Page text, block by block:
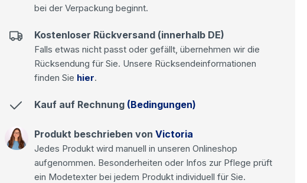
bei der Verpackung beginnt.
Kostenloser Rückversand (innerhalb DE)
Falls etwas nicht passt oder gefällt, übernehmen wir die
Rücksendung für Sie. Unsere Rücksendeinformationen
finden Sie hier.
Kauf auf Rechnung (Bedingungen)
Produkt beschrieben von Victoria
Jedes Produkt wird manuell in unseren Onlineshop
aufgenommen. Besonderheiten oder Infos zur Pflege prüft
ein Modetexter bei jedem Produkt individuell für Sie.